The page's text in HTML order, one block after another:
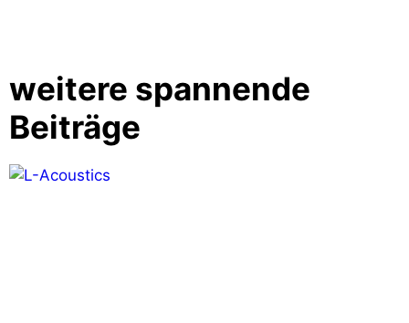
weitere spannende
Beiträge